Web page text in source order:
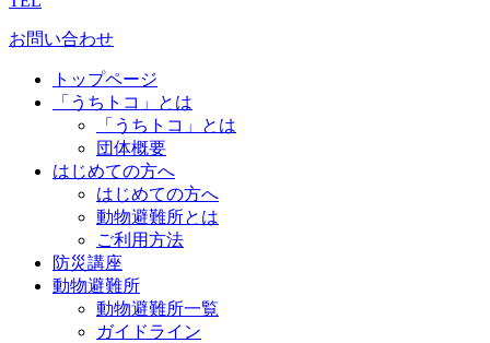
お問い合わせ
トップページ
「うちトコ」とは
「うちトコ」とは
団体概要
はじめての方へ
はじめての方へ
動物避難所とは
ご利用方法
防災講座
動物避難所
動物避難所一覧
ガイドライン